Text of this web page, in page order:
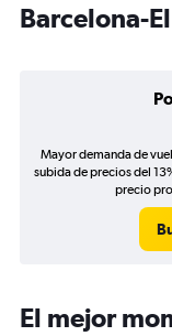
Barcelona-
Mayor demanda de
subida de precios del
precio
El mejor